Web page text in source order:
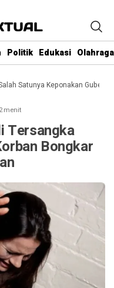
Politik Edukasi Olahraga
Keponakan Gubernur
menit
Tersangka
Bongkar